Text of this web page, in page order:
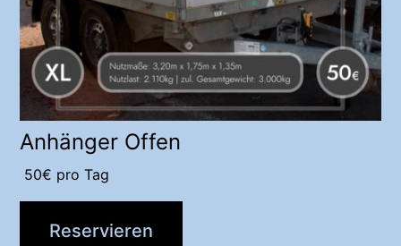
Anhänger Offen
50€ pro Tag
Reservieren